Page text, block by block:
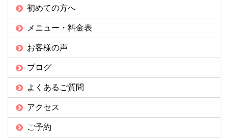
初めての方へ
メニュー・料金表
お客様の声
ブログ
よくあるご質問
アクセス
ご予約